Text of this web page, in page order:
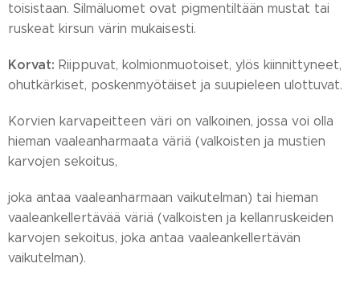
toisistaan. Silmäluomet ovat pigmentiltään mustat tai
ruskeat kirsun värin mukaisesti.
Korvat: Riippuvat, kolmionmuotoiset, ylös kiinnittyneet,
ohutkärkiset, poskenmyötäiset ja suupieleen ulottuvat.
Korvien karvapeitteen väri on valkoinen, jossa voi olla
hieman vaaleanharmaata väriä (valkoisten ja mustien
karvojen sekoitus,
joka antaa vaaleanharmaan vaikutelman) tai hieman
vaaleankellertävää väriä (valkoisten ja kellanruskeiden
karvojen sekoitus, joka antaa vaaleankellertävän
vaikutelman).